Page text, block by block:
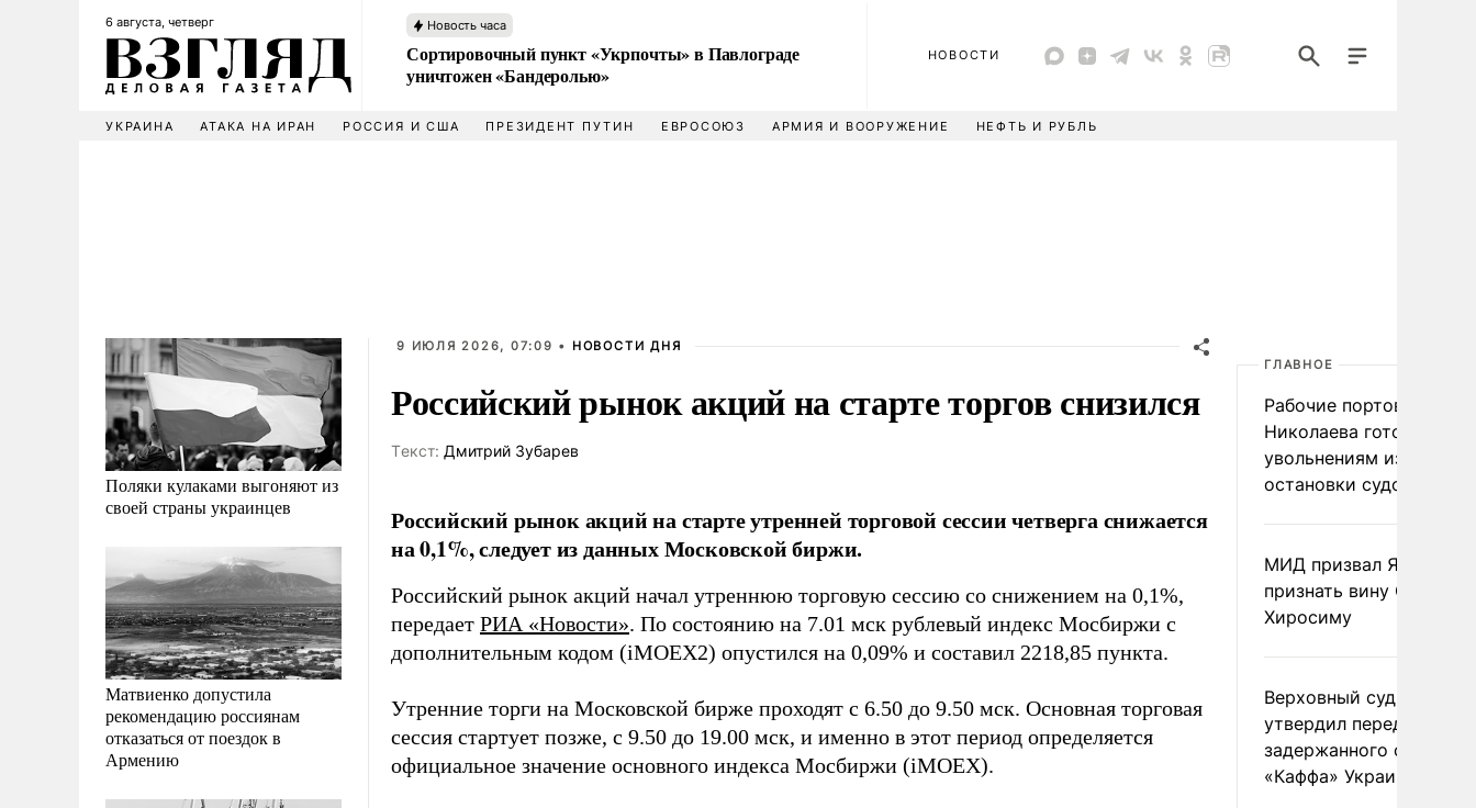
6 августа, четверг Новость часа
Сортировочный пункт «Укрпочты» в Павлограде
уничтожен «Бандеролью»
НОВОСТИ
УКРАИНА АТАКА НА ИРАН РОССИЯ И США ПРЕЗИДЕНТ ПУТИН ЕВРОСОЮЗ АРМИЯ И ВООРУЖЕНИЕ НЕФТЬ И РУБЛЬ
Поляки кулаками выгоняют из
своей страны украинцев
Матвиенко допустила
рекомендацию россиянам
отказаться от поездок в
Армению
9 ИЮЛЯ 2026, 07:09 • НОВОСТИ ДНЯ
Российский рынок акций на старте торгов снизился
Tекст: Дмитрий Зубарев
Российский рынок акций на старте утренней торговой сессии четверга снижается
на 0,1%, следует из данных Московской биржи.
Российский рынок акций начал утреннюю торговую сессию со снижением на 0,1%,
передает РИА «Новости». По состоянию на 7.01 мск рублевый индекс Мосбиржи с
дополнительным кодом (iMOEX2) опустился на 0,09% и составил 2218,85 пункта.
Утренние торги на Московской бирже проходят с 6.50 до 9.50 мск. Основная торговая
сессия стартует позже, с 9.50 до 19.00 мск, и именно в этот период определяется
официальное значение основного индекса Мосбиржи (iMOEX).
ГЛАВНОЕ
Рабочие портов
Николаева готовятся к
увольнениям из-за
остановки судоходства
МИД призвал Японию
признать вину США за
Хиросиму
Верховный суд Швеции
утвердил передачу
задержанного
«Каффа» Украине